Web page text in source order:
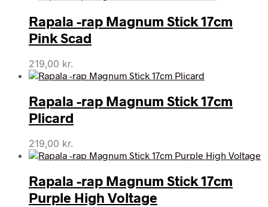
Rapala -rap Magnum Stick 17cm
Pink Scad
219,00 kr.
Rapala -rap Magnum Stick 17cm
Plicard
219,00 kr.
Rapala -rap Magnum Stick 17cm
Purple High Voltage